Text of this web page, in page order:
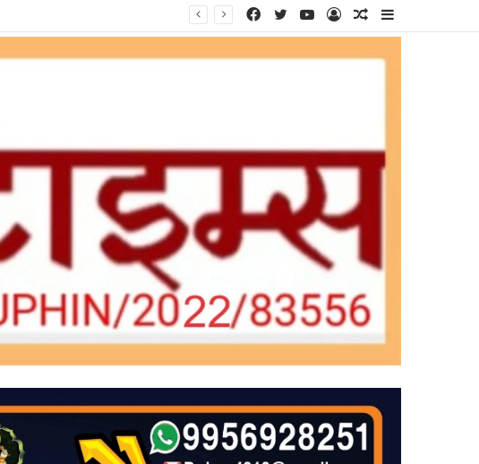
Sidebar
Random
Log
YouTube
Twitter
Facebook